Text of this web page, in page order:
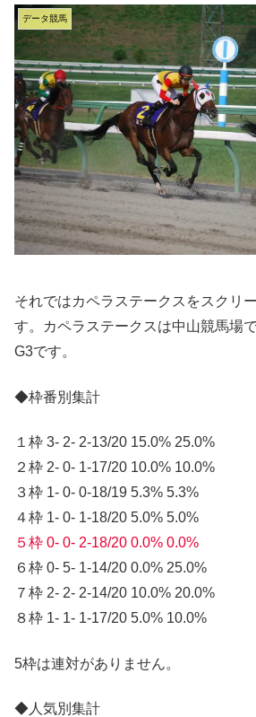
データ競馬
それではカペラステークスをスクリ
す。カペラステークスは中山競馬場
G3です。
◆枠番別集計
１枠 3- 2- 2-13/20 15.0% 25.0%
２枠 2- 0- 1-17/20 10.0% 10.0%
３枠 1- 0- 0-18/19 5.3% 5.3%
４枠 1- 0- 1-18/20 5.0% 5.0%
５枠 0- 0- 2-18/20 0.0% 0.0%
６枠 0- 5- 1-14/20 0.0% 25.0%
７枠 2- 2- 2-14/20 10.0% 20.0%
８枠 1- 1- 1-17/20 5.0% 10.0%
5枠は連対がありません。
◆人気別集計